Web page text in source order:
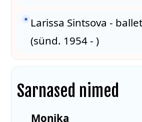
★ Larissa Sintsova -
(sünd. 1954 - )
Sarnased nimed
Monika